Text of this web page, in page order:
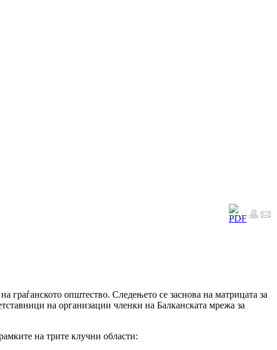
граѓанското општество. Следењето се заснова на матрицата за
на организации членки на Балканската мрежа за
на трите клучни области: